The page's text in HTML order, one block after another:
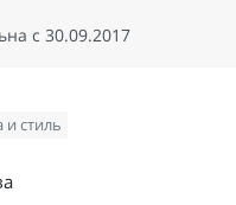
c 30.09.2017
стиль